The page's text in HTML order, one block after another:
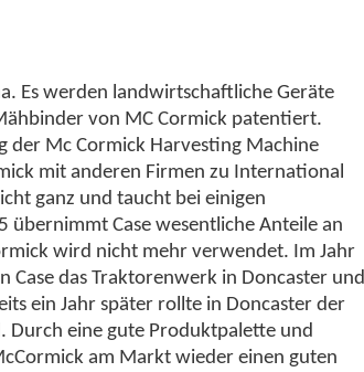
Es werden landwirtschaftliche Geräte
von MC Cormick patentiert.
der Mc Cormick Harvesting Machine
mit anderen Firmen zu International
ganz und taucht bei einigen
Case wesentliche Anteile an
wird nicht mehr verwendet. Im Jahr
das Traktorenwerk in Doncaster und
ein Jahr später rollte in Doncaster der
Durch eine gute Produktpalette und
am Markt wieder einen guten